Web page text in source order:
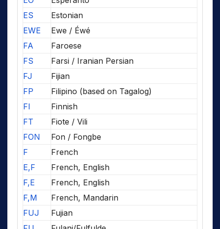
ES
Estonian
EWE
Ewe / Éwé
FA
Faroese
FS
Farsi / Iranian Persian
FJ
Fijian
FP
Filipino (based on Tagalog)
FI
Finnish
FT
Fiote / Vili
FON
Fon / Fongbe
F
French
E,F
French, English
F,E
French, English
F,M
French, Mandarin
FUJ
Fujian